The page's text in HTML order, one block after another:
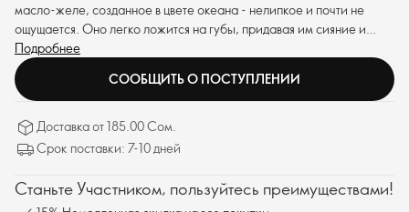
масло-желе, созданное в цвете океана - нелипкое и почти не
ощущается. Оно легко ложится на губы, придавая им сияние и
насыщая влагой.
Подробнее
СООБЩИТЬ О ПОСТУПЛЕНИИ
Доставка от 185.00 Сом.
Срок поставки: 7-10 дней
Станьте Участником, пользуйтесь преимуществами!